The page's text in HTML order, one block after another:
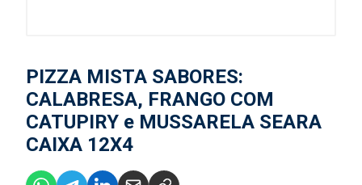
PIZZA MISTA SABORES:
CALABRESA, FRANGO COM
CATUPIRY e MUSSARELA SEARA
CAIXA 12X4